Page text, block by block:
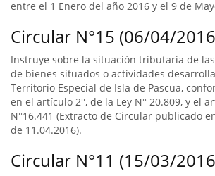
entre el 1 Enero del año 2016 y el 9 de
Circular N°15 (06/04/
Instruye sobre la situación tributaria de
de bienes situados o actividades
Territorio Especial de Isla de Pascua,
en el artículo 2°, de la Ley N° 20.809, y el
N°16.441 (Extracto de Circular publicado
de 11.04.2016).
Circular N°11 (15/03/